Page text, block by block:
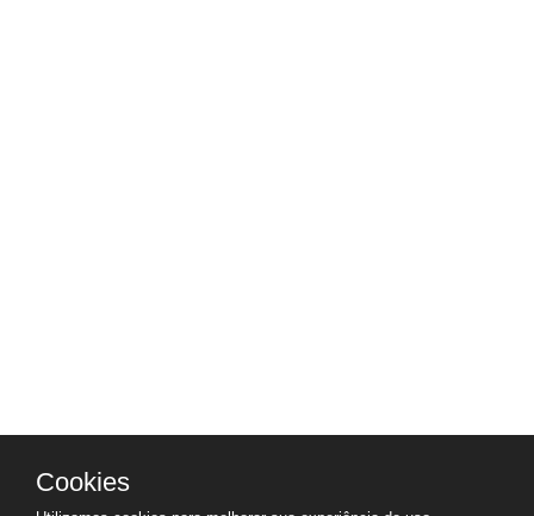
Cookies